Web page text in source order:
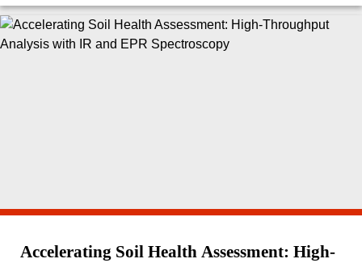
Accelerating Soil Health Assessment: High-